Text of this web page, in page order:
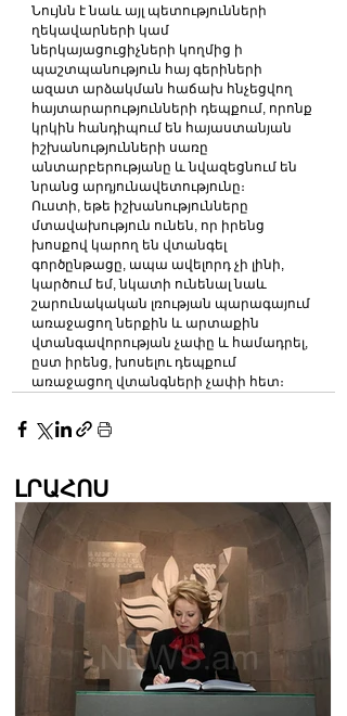
Նույնն է նաև այլ պետությունների
ղեկավարների կամ
ներկայացուցիչների կողմից ի
պաշտպանություն հայ գերիների
ազատ արձակման հաճախ հնչեցվող
հայտարարությունների դեպքում, որոնք
կրկին հանդիպում են հայաստանյան
իշխանությունների սառը
անտարբերությանը և նվազեցնում են
նրանց արդյունավետությունը։
Ուստի, եթե իշխանությունները
մտավախություն ունեն, որ իրենց
խոսքով կարող են վտանգել
գործընթացը, ապա ավելորդ չի լինի,
կարծում եմ, նկատի ունենալ նաև
շարունակական լռության պարագայում
առաջացող ներքին և արտաքին
վտանգավորության չափը և համադրել,
ըստ իրենց, խոսելու դեպքում
առաջացող վտանգների չափի հետ։
ԼՐԱՀՈՍ